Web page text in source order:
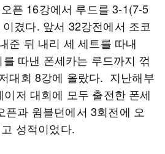
픈 16강에서 루드를 3-1(7-5
겼다. 앞서 32강전에서 조코
준 뒤 내리 세 세트를 따내
를 따낸 폰세카는 루드까지 꺾
대회 8강에 올랐다. 지난해부
저 대회에 모두 출전한 폰세
픈과 윔블던에서 3회전에 오
성적이었다.